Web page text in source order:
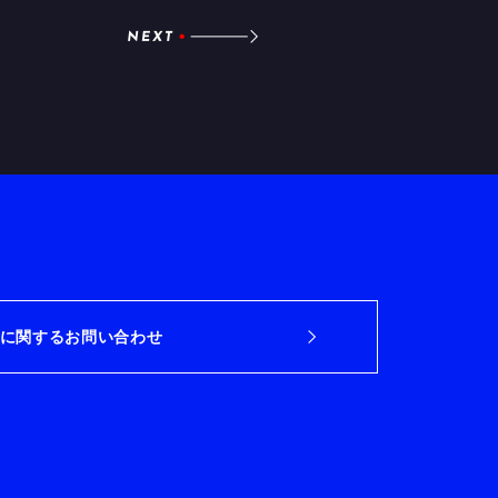
関するお問い合わせ